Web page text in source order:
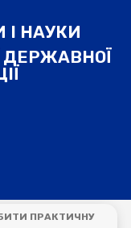
І НАУКИ
ДЕРЖАВНОЇ
ПРАКТИЧНУ